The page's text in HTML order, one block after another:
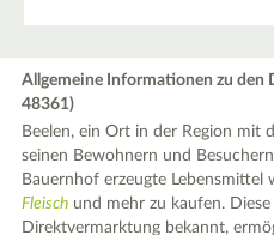
Allgemeine Informationen zu den
48361)
Beelen, ein Ort in der Region mit
seinen Bewohnern und
Bauernhof erzeugte Lebensmittel
Fleisch und mehr zu kaufen.
Direktvermarktung bekannt,